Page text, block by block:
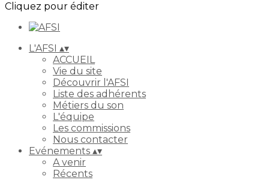
Cliquez pour éditer
L'AFSI ▴▾
ACCUEIL
Vie du site
Découvrir l'AFSI
Liste des adhérents
Métiers du son
L'équipe
Les commissions
Nous contacter
Evénements ▴▾
A venir
Récents